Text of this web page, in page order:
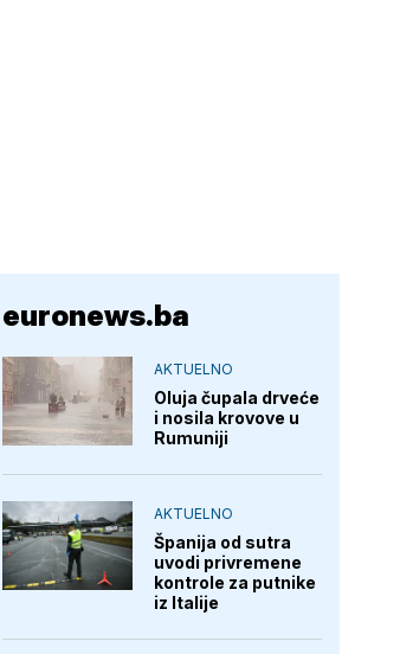
euronews.ba
AKTUELNO
Oluja čupala drveće
i nosila krovove u
Rumuniji
AKTUELNO
Španija od sutra
uvodi privremene
kontrole za putnike
iz Italije